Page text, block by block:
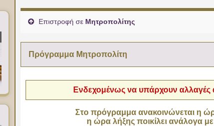
Επιστροφή σε Μητροπολίτης
Πρόγραμμα Μητροπολίτη
Ενδεχομένως να υπάρχουν αλλαγές
Στο πρόγραμμα ανακοινώνεται η
η ώρα λήξης ποικίλει ανάλογα